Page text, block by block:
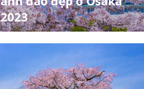
2023
Vào năm 2023, hoa anh đào ở Osaka dự kiến
lệ. Sau đó hoa sẽ nở khoảng 1 tuần, dự kiến ​​
nở rộ vào ngày 28/3, thời điểm ngắm hoa
đẹp nhất dự kiến ​​vào khoảng 27/3 đến 2/4.
Có rất nhiều điểm ngắm hoa anh đào ở